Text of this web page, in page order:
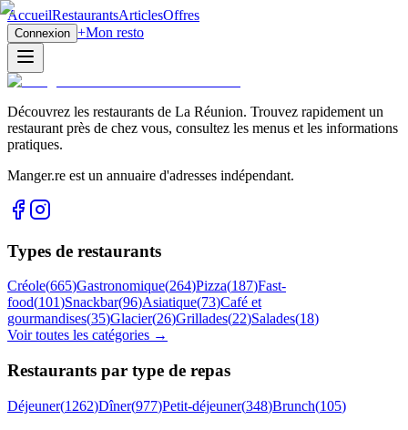
AccueilRestaurantsArticlesOffres
Connexion +Mon resto
Découvrez les restaurants de La Réunion. Trouvez rapidement un
restaurant près de chez vous, consultez les menus et les informations
pratiques.
Manger.re est un annuaire d'adresses indépendant.
Types de restaurants
Créole(665)Gastronomique(264)Pizza(187)Fast-
food(101)Snackbar(96)Asiatique(73)Café et
gourmandises(35)Glacier(26)Grillades(22)Salades(18)
Voir toutes les catégories →
Restaurants par type de repas
Déjeuner(1262)Dîner(977)Petit-déjeuner(348)Brunch(105)